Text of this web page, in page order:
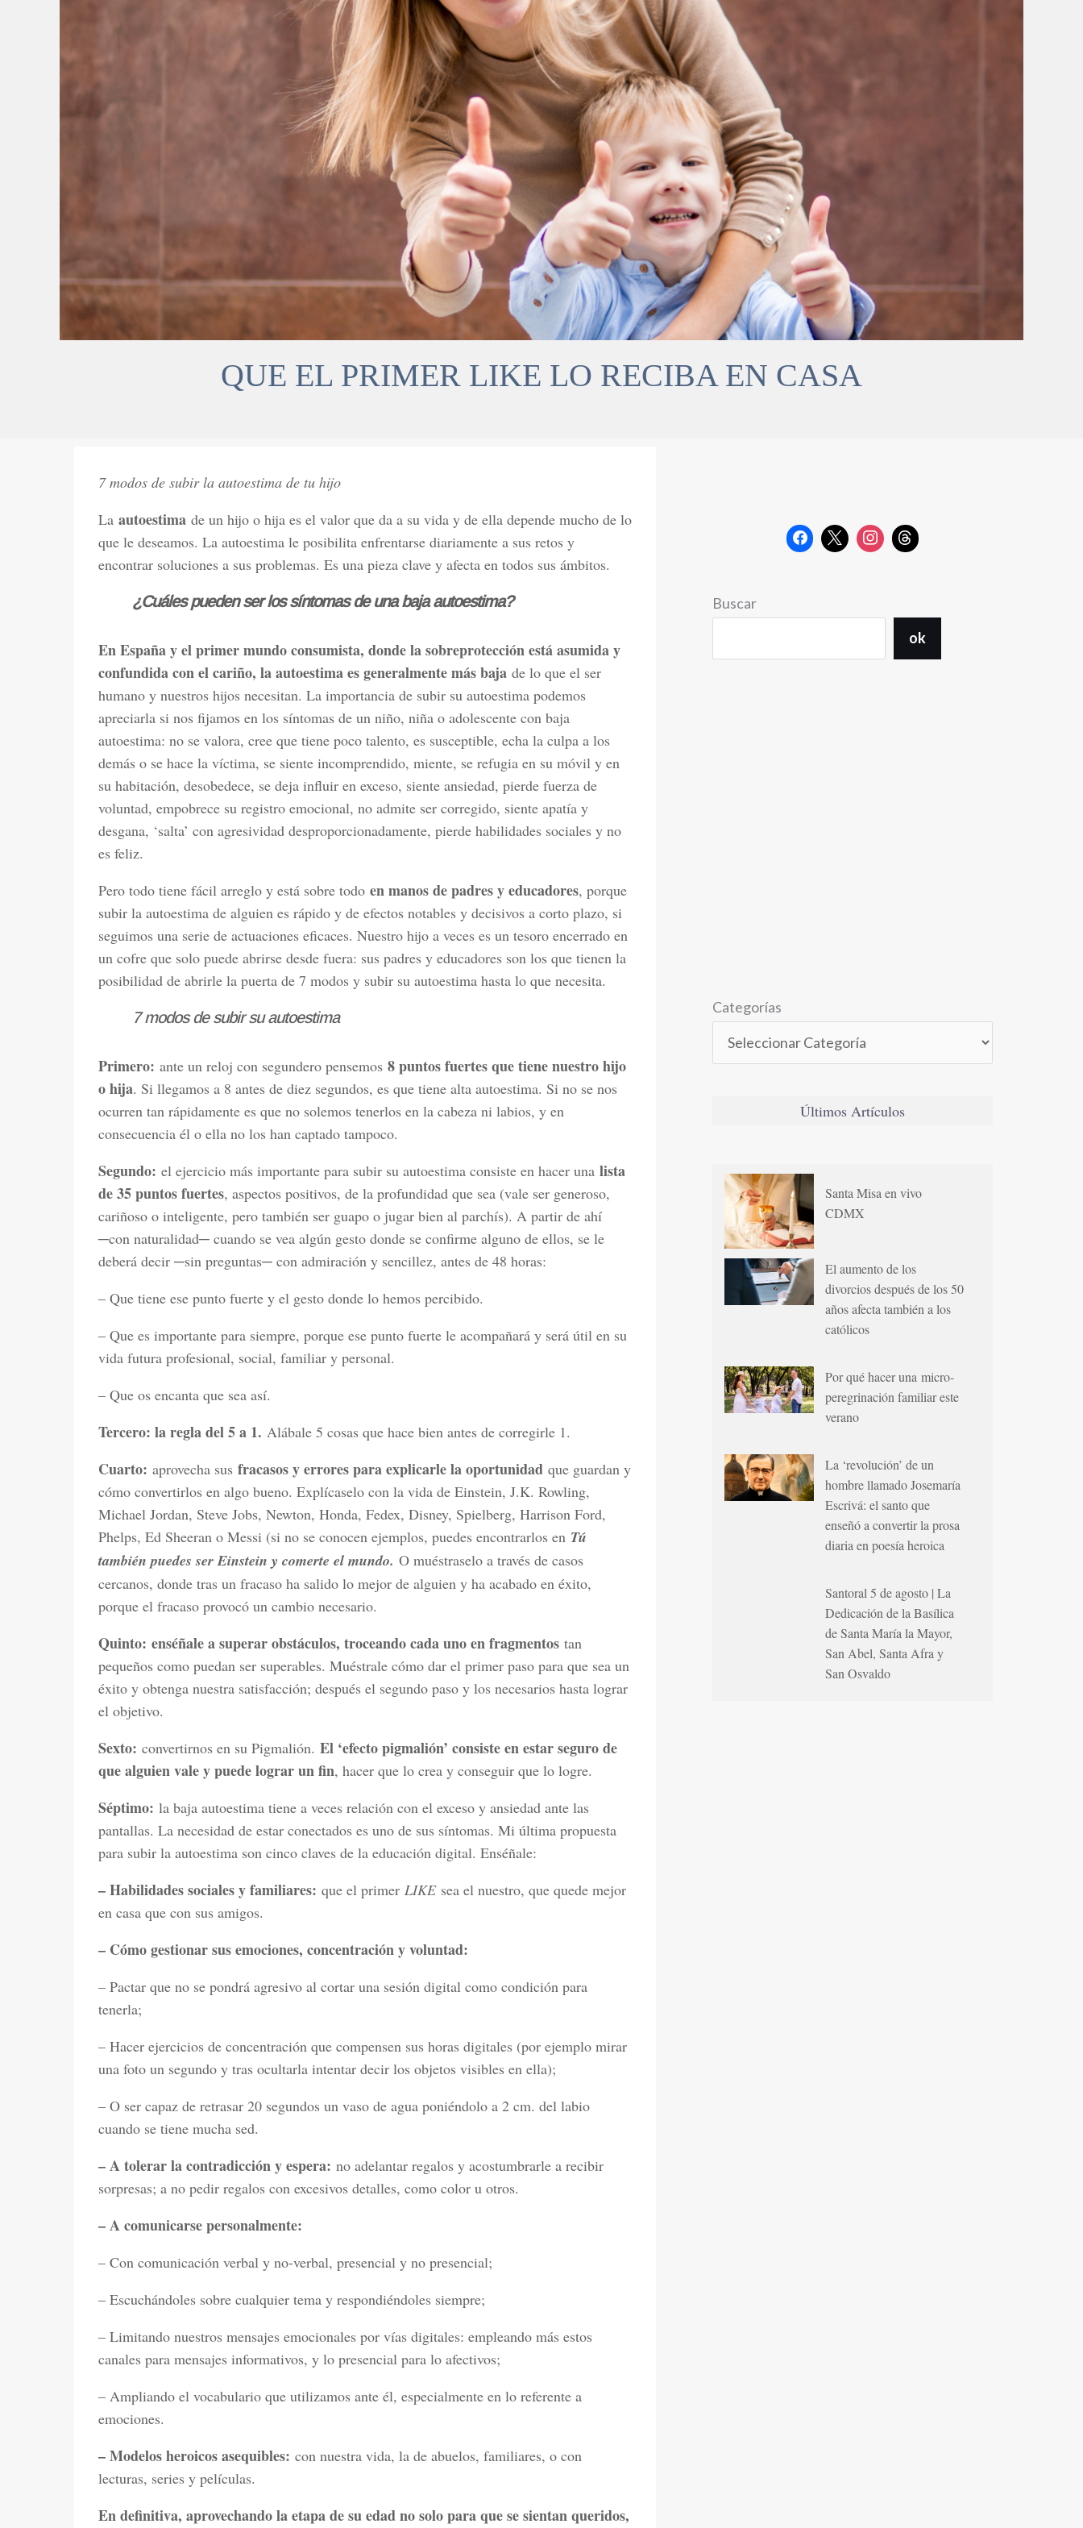
QUE EL PRIMER LIKE LO RECIBA EN CASA
7 modos de subir la autoestima de tu hijo
La autoestima de un hijo o hija es el valor que da a su vida y de ella depende mucho de lo
que le deseamos. La autoestima le posibilita enfrentarse diariamente a sus retos y
encontrar soluciones a sus problemas. Es una pieza clave y afecta en todos sus ámbitos.
¿Cuáles pueden ser los síntomas de una baja autoestima?
En España y el primer mundo consumista, donde la sobreprotección está asumida y
confundida con el cariño, la autoestima es generalmente más baja de lo que el ser
humano y nuestros hijos necesitan. La importancia de subir su autoestima podemos
apreciarla si nos fijamos en los síntomas de un niño, niña o adolescente con baja
autoestima: no se valora, cree que tiene poco talento, es susceptible, echa la culpa a los
demás o se hace la víctima, se siente incomprendido, miente, se refugia en su móvil y en
su habitación, desobedece, se deja influir en exceso, siente ansiedad, pierde fuerza de
voluntad, empobrece su registro emocional, no admite ser corregido, siente apatía y
desgana, ‘salta’ con agresividad desproporcionadamente, pierde habilidades sociales y no
es feliz.
Pero todo tiene fácil arreglo y está sobre todo en manos de padres y educadores, porque
subir la autoestima de alguien es rápido y de efectos notables y decisivos a corto plazo, si
seguimos una serie de actuaciones eficaces. Nuestro hijo a veces es un tesoro encerrado en
un cofre que solo puede abrirse desde fuera: sus padres y educadores son los que tienen la
posibilidad de abrirle la puerta de 7 modos y subir su autoestima hasta lo que necesita.
7 modos de subir su autoestima
Primero: ante un reloj con segundero pensemos 8 puntos fuertes que tiene nuestro hijo
o hija. Si llegamos a 8 antes de diez segundos, es que tiene alta autoestima. Si no se nos
ocurren tan rápidamente es que no solemos tenerlos en la cabeza ni labios, y en
consecuencia él o ella no los han captado tampoco.
Segundo: el ejercicio más importante para subir su autoestima consiste en hacer una lista
de 35 puntos fuertes, aspectos positivos, de la profundidad que sea (vale ser generoso,
cariñoso o inteligente, pero también ser guapo o jugar bien al parchís). A partir de ahí
─con naturalidad─ cuando se vea algún gesto donde se confirme alguno de ellos, se le
deberá decir ─sin preguntas─ con admiración y sencillez, antes de 48 horas:
– Que tiene ese punto fuerte y el gesto donde lo hemos percibido.
– Que es importante para siempre, porque ese punto fuerte le acompañará y será útil en su
vida futura profesional, social, familiar y personal.
– Que os encanta que sea así.
Tercero: la regla del 5 a 1. Alábale 5 cosas que hace bien antes de corregirle 1.
Cuarto: aprovecha sus fracasos y errores para explicarle la oportunidad que guardan y
cómo convertirlos en algo bueno. Explícaselo con la vida de Einstein, J.K. Rowling,
Michael Jordan, Steve Jobs, Newton, Honda, Fedex, Disney, Spielberg, Harrison Ford,
Phelps, Ed Sheeran o Messi (si no se conocen ejemplos, puedes encontrarlos en Tú
también puedes ser Einstein y comerte el mundo. O muéstraselo a través de casos
cercanos, donde tras un fracaso ha salido lo mejor de alguien y ha acabado en éxito,
porque el fracaso provocó un cambio necesario.
Quinto: enséñale a superar obstáculos, troceando cada uno en fragmentos tan
pequeños como puedan ser superables. Muéstrale cómo dar el primer paso para que sea un
éxito y obtenga nuestra satisfacción; después el segundo paso y los necesarios hasta lograr
el objetivo.
Sexto: convertirnos en su Pigmalión. El ‘efecto pigmalión’ consiste en estar seguro de
que alguien vale y puede lograr un fin, hacer que lo crea y conseguir que lo logre.
Séptimo: la baja autoestima tiene a veces relación con el exceso y ansiedad ante las
pantallas. La necesidad de estar conectados es uno de sus síntomas. Mi última propuesta
para subir la autoestima son cinco claves de la educación digital. Enséñale:
– Habilidades sociales y familiares: que el primer LIKEsea el nuestro, que quede mejor
en casa que con sus amigos.
– Cómo gestionar sus emociones, concentración y voluntad:
– Pactar que no se pondrá agresivo al cortar una sesión digital como condición para
tenerla;
– Hacer ejercicios de concentración que compensen sus horas digitales (por ejemplo mirar
una foto un segundo y tras ocultarla intentar decir los objetos visibles en ella);
– O ser capaz de retrasar 20 segundos un vaso de agua poniéndolo a 2 cm. del labio
cuando se tiene mucha sed.
– A tolerar la contradicción y espera: no adelantar regalos y acostumbrarle a recibir
sorpresas; a no pedir regalos con excesivos detalles, como color u otros.
– A comunicarse personalmente:
– Con comunicación verbal y no-verbal, presencial y no presencial;
– Escuchándoles sobre cualquier tema y respondiéndoles siempre;
– Limitando nuestros mensajes emocionales por vías digitales: empleando más estos
canales para mensajes informativos, y lo presencial para lo afectivos;
– Ampliando el vocabulario que utilizamos ante él, especialmente en lo referente a
emociones.
– Modelos heroicos asequibles: con nuestra vida, la de abuelos, familiares, o con
lecturas, series y películas.
En definitiva, aprovechando la etapa de su edad no solo para que se sientan queridos,
Buscar
ok
Categorías
Últimos Artículos
Santa Misa en vivo
CDMX
El aumento de los
divorcios después de los 50
años afecta también a los
católicos
Por qué hacer una micro-
peregrinación familiar este
verano
La ‘revolución’ de un
hombre llamado Josemaría
Escrivá: el santo que
enseñó a convertir la prosa
diaria en poesía heroica
Santoral 5 de agosto | La
Dedicación de la Basílica
de Santa María la Mayor,
San Abel, Santa Afra y
San Osvaldo